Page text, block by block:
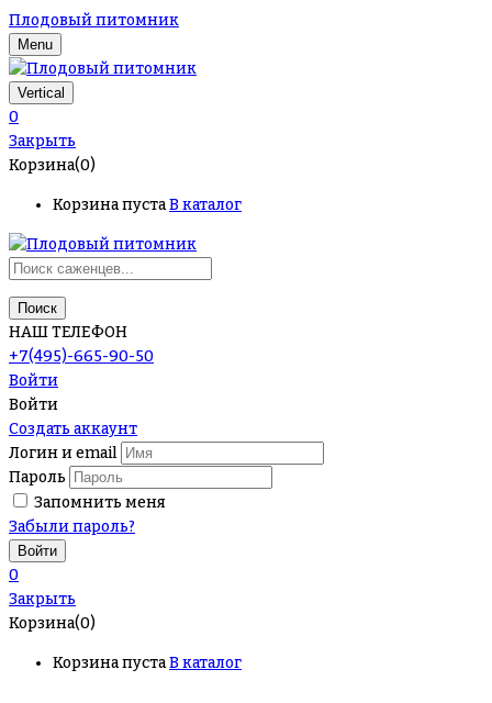
Плодовый питомник
Menu
Vertical
0
Закрыть
Корзина(0)
Корзина пустаВ каталог
Поиск
НАШ ТЕЛЕФОН
+7(495)-665-90-50
Войти
Войти
Создать аккаунт
Логин и email
Пароль
Запомнить меня
Забыли пароль?
0
Закрыть
Корзина(0)
Корзина пустаВ каталог